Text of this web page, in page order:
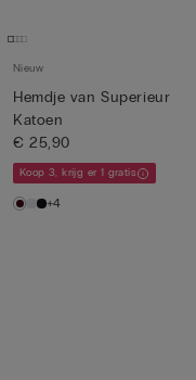
Nieuw
Hemdje van Superieur
Katoen
€ 25,90
Koop 3, krijg er 1 gratis
+4